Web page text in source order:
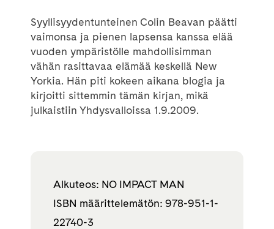
Syyllisyydentunteinen Colin Beavan päätti
vaimonsa ja pienen lapsensa kanssa elää
vuoden ympäristölle mahdollisimman
vähän rasittavaa elämää keskellä New
Yorkia. Hän piti kokeen aikana blogia ja
kirjoitti sittemmin tämän kirjan, mikä
julkaistiin Yhdysvalloissa 1.9.2009.
Alkuteos: NO IMPACT MAN
ISBN määrittelemätön: 978-951-1-
22740-3